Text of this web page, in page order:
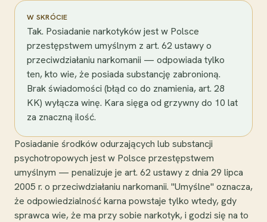
W SKRÓCIE
Tak. Posiadanie narkotyków jest w Polsce
przestępstwem umyślnym z art. 62 ustawy o
przeciwdziałaniu narkomanii — odpowiada tylko
ten, kto wie, że posiada substancję zabronioną.
Brak świadomości (błąd co do znamienia, art. 28
KK) wyłącza winę. Kara sięga od grzywny do 10 lat
za znaczną ilość.
Posiadanie środków odurzających lub substancji
psychotropowych jest w Polsce przestępstwem
umyślnym — penalizuje je art. 62 ustawy z dnia 29 lipca
2005 r. o przeciwdziałaniu narkomanii. "Umyślne" oznacza,
że odpowiedzialność karna powstaje tylko wtedy, gdy
sprawca wie, że ma przy sobie narkotyk, i godzi się na to